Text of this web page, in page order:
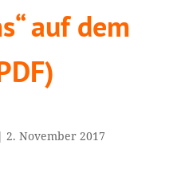
auf dem
2. November 2017